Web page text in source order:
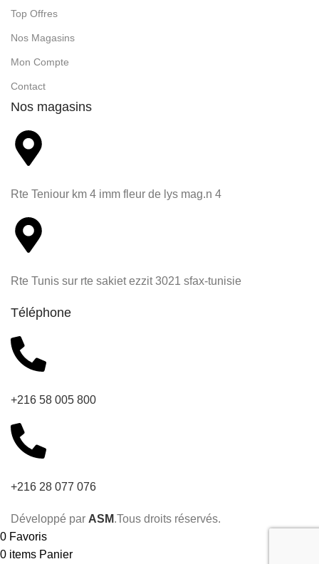
Top Offres
Nos Magasins
Mon Compte
Contact
Nos magasins
Rte Teniour km 4 imm fleur de lys mag.n 4
Rte Tunis sur rte sakiet ezzit 3021 sfax-tunisie
Téléphone
+216 58 005 800
+216 28 077 076
Développé par ASM.Tous droits réservés.
0 Favoris
0 items Panier